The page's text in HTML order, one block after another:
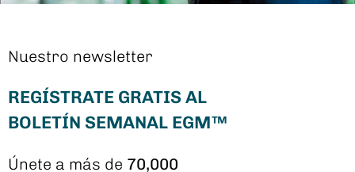
Nuestro newsletter
REGÍSTRATE GRATIS AL
BOLETÍN SEMANAL EGM™
Únete a más de 70,000